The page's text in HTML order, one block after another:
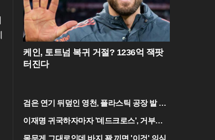
케인, 토트넘 복귀 거절? 1236억 잭팟
터진다
검은 연기 뒤덮인 영천, 플라스틱 공장 발 산
불
이재명 귀국하자마자 '데드크로스', 거부권
이 분수령